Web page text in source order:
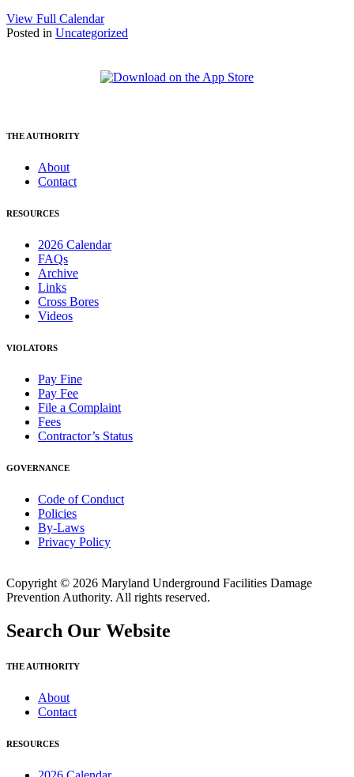
View Full Calendar
Posted in Uncategorized
THE AUTHORITY
About
Contact
RESOURCES
2026 Calendar
FAQs
Archive
Links
Cross Bores
Videos
VIOLATORS
Pay Fine
Pay Fee
File a Complaint
Fees
Contractor’s Status
GOVERNANCE
Code of Conduct
Policies
By-Laws
Privacy Policy
Copyright © 2026 Maryland Underground Facilities Damage
Prevention Authority. All rights reserved.
Search Our Website
THE AUTHORITY
About
Contact
RESOURCES